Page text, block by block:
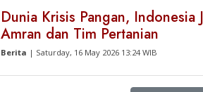
Dunia Krisis Pangan, Indonesia
Amran dan Tim Pertanian
Berita | Saturday, 16 May 2026 13:24 WIB